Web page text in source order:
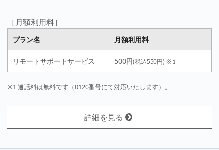
［月額利用料］
プラン名 月額利用料
リモートサポートサービス 500円(税込550円) ※１
※1 通話料は無料です（0120番号にて対応いたします）。
詳細を見る